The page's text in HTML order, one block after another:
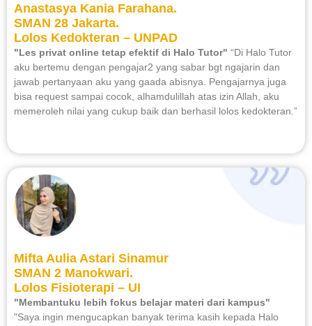
Anastasya Kania Farahana.
SMAN 28 Jakarta.
Lolos Kedokteran – UNPAD
"Les privat online tetap efektif di Halo Tutor" “Di Halo Tutor
aku bertemu dengan pengajar2 yang sabar bgt ngajarin dan
jawab pertanyaan aku yang gaada abisnya. Pengajarnya juga
bisa request sampai cocok, alhamdulillah atas izin Allah, aku
memeroleh nilai yang cukup baik dan berhasil lolos kedokteran.”
Mifta Aulia Astari Sinamur
SMAN 2 Manokwari.
Lolos Fisioterapi – UI
"Membantuku lebih fokus belajar materi dari kampus"
"Saya ingin mengucapkan banyak terima kasih kepada Halo